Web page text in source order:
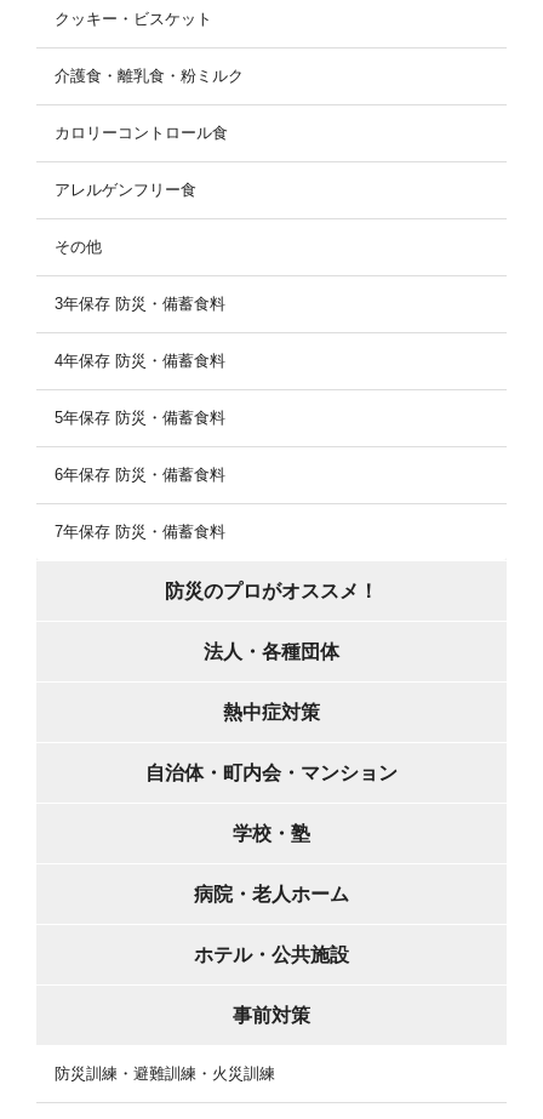
クッキー・ビスケット
介護食・離乳食・粉ミルク
カロリーコントロール食
アレルゲンフリー食
その他
3年保存 防災・備蓄食料
4年保存 防災・備蓄食料
5年保存 防災・備蓄食料
6年保存 防災・備蓄食料
7年保存 防災・備蓄食料
防災のプロがオススメ！
法人・各種団体
熱中症対策
自治体・町内会・マンション
学校・塾
病院・老人ホーム
ホテル・公共施設
事前対策
防災訓練・避難訓練・火災訓練